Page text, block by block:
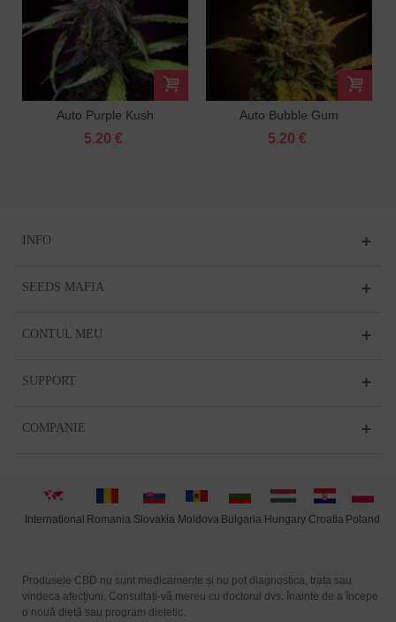
Auto Purple Kush
Feminized
5.20 €
Auto Bubble Gum
Feminized
5.20 €
INFO
SEEDS MAFIA
CONTUL MEU
SUPPORT
COMPANIE
International Romania Slovakia Moldova Bulgaria Hungary Croatia Poland
Produsele CBD nu sunt medicamente și nu pot diagnostica, trata sau
vindeca afecțiuni. Consultați-vă mereu cu doctorul dvs. înainte de a începe
o nouă dietă sau program dietetic.